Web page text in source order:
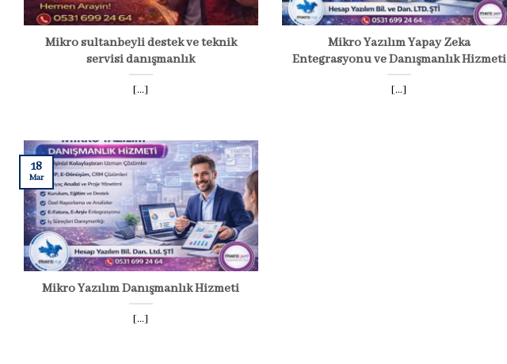
Mikro sultanbeyli destek ve teknik
servisi danışmanlık
[...]
Mikro Yazılım Yapay Zeka
Entegrasyonu ve Danışmanlık Hizmeti
[...]
Mikro Yazılım Danışmanlık Hizmeti
[...]
18
Mar